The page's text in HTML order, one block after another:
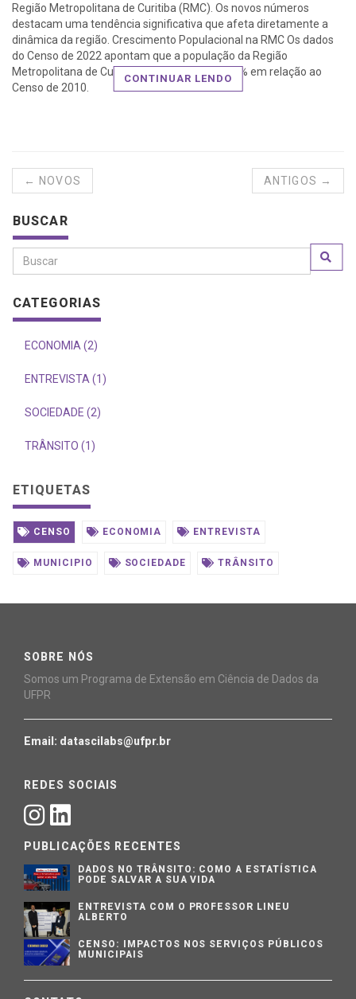
Região Metropolitana de Curitiba (RMC). Os novos números
destacam uma tendência significativa que afeta diretamente a
dinâmica da região. Crescimento Populacional na RMC Os dados
do Censo de 2022 apontam que a população da Região
Metropolitana de Curitiba (RMC) cresceu 10,4% em relação ao
Censo de 2010.
CONTINUAR LENDO
← NOVOS ANTIGOS →
BUSCAR
CATEGORIAS
ECONOMIA (2)
ENTREVISTA (1)
SOCIEDADE (2)
TRÂNSITO (1)
ETIQUETAS
CENSO ECONOMIA ENTREVISTA
MUNICIPIO SOCIEDADE TRÂNSITO
SOBRE NÓS
Somos um Programa de Extensão em Ciência de Dados da
UFPR
Email: datascilabs@ufpr.br
REDES SOCIAIS
PUBLICAÇÕES RECENTES
DADOS NO TRÂNSITO: COMO A ESTATÍSTICA
PODE SALVAR A SUA VIDA
ENTREVISTA COM O PROFESSOR LINEU
ALBERTO
CENSO: IMPACTOS NOS SERVIÇOS PÚBLICOS
MUNICIPAIS